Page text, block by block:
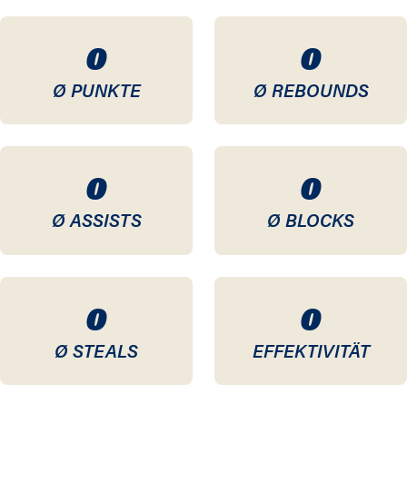
0
Ø PUNKTE
0
Ø REBOUNDS
0
Ø ASSISTS
0
Ø BLOCKS
0
Ø STEALS
0
EFFEKTIVITÄT